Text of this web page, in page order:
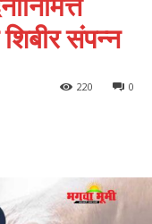
शिबीर संपन्न
0
220